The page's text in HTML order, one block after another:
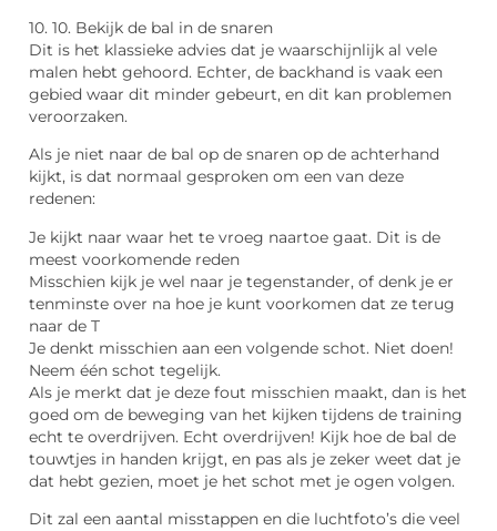
10. 10. Bekijk de bal in de snaren
Dit is het klassieke advies dat je waarschijnlijk al vele
malen hebt gehoord. Echter, de backhand is vaak een
gebied waar dit minder gebeurt, en dit kan problemen
veroorzaken.
Als je niet naar de bal op de snaren op de achterhand
kijkt, is dat normaal gesproken om een van deze
redenen:
Je kijkt naar waar het te vroeg naartoe gaat. Dit is de
meest voorkomende reden
Misschien kijk je wel naar je tegenstander, of denk je er
tenminste over na hoe je kunt voorkomen dat ze terug
naar de T
Je denkt misschien aan een volgende schot. Niet doen!
Neem één schot tegelijk.
Als je merkt dat je deze fout misschien maakt, dan is het
goed om de beweging van het kijken tijdens de training
echt te overdrijven. Echt overdrijven! Kijk hoe de bal de
touwtjes in handen krijgt, en pas als je zeker weet dat je
dat hebt gezien, moet je het schot met je ogen volgen.
Dit zal een aantal misstappen en die luchtfoto’s die veel